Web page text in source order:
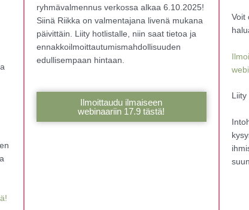
ryhmävalmennus verkossa alkaa 6.10.2025!
Siinä Riikka on valmentajana livenä mukana
päivittäin. Liity hotlistalle, niin saat tietoa ja
ennakkoilmoittautumismahdollisuuden
edullisempaan hintaan.
Ilmoittaudu ilmaiseen
webinaariin 17.9 tästä!
Voit
Liity